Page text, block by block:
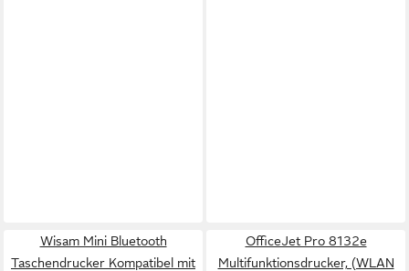
Wisam Mini Bluetooth
Taschendrucker Kompatibel mit
OfficeJet Pro 8132e
Multifunktionsdrucker, (WLAN